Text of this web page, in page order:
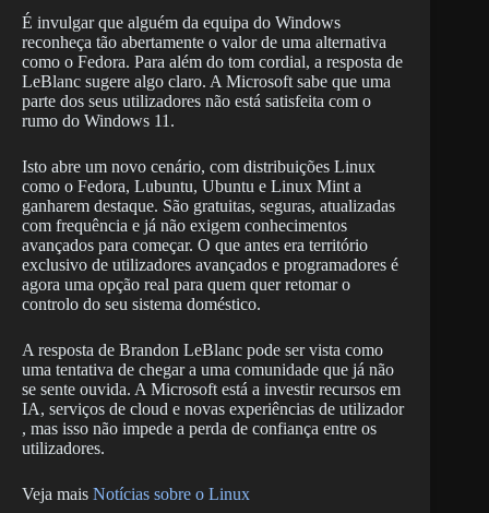
É invulgar que alguém da equipa do Windows
reconheça tão abertamente o valor de uma alternativa
como o Fedora. Para além do tom cordial, a resposta de
LeBlanc sugere algo claro. A Microsoft sabe que uma
parte dos seus utilizadores não está satisfeita com o
rumo do Windows 11.
Isto abre um novo cenário, com distribuições Linux
como o Fedora, Lubuntu, Ubuntu e Linux Mint a
ganharem destaque. São gratuitas, seguras, atualizadas
com frequência e já não exigem conhecimentos
avançados para começar. O que antes era território
exclusivo de utilizadores avançados e programadores é
agora uma opção real para quem quer retomar o
controlo do seu sistema doméstico.
A resposta de Brandon LeBlanc pode ser vista como
uma tentativa de chegar a uma comunidade que já não
se sente ouvida. A Microsoft está a investir recursos em
IA, serviços de cloud e novas experiências de utilizador
, mas isso não impede a perda de confiança entre os
utilizadores.
Veja mais Notícias sobre o Linux